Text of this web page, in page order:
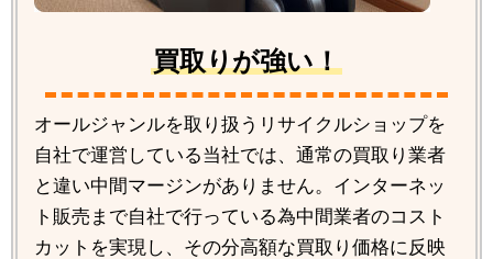
買取りが強い！
オールジャンルを取り扱うリサイクルショップを
自社で運営している当社では、通常の買取り業者
と違い中間マージンがありません。インターネッ
ト販売まで自社で行っている為中間業者のコスト
カットを実現し、その分高額な買取り価格に反映